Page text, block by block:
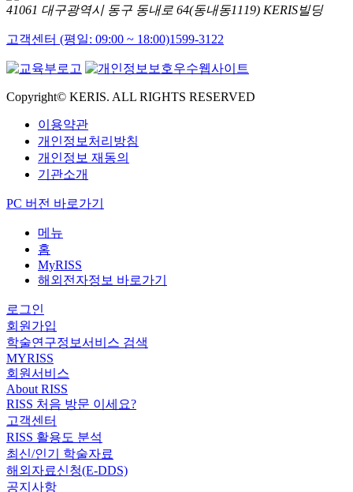
41061 대구광역시 동구 동내로 64(동내동1119) KERIS빌딩
고객센터 (평일: 09:00 ~ 18:00)1599-3122
Copyright© KERIS. ALL RIGHTS RESERVED
이용약관
개인정보처리방침
개인정보 재동의
기관소개
PC 버전 바로가기
메뉴
홈
MyRISS
해외전자정보 바로가기
로그인
회원가입
학술연구정보서비스 검색
MYRISS
회원서비스
About RISS
RISS 처음 방문 이세요?
고객센터
RISS 활용도 분석
최신/인기 학술자료
해외자료신청(E-DDS)
공지사항